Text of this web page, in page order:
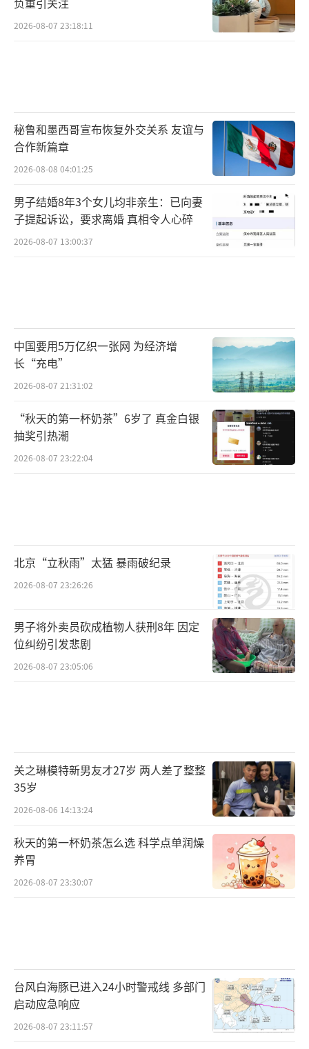
6月12日公告一出，泰国的公共节奏迅速切
换。国王命令按王室传统以最高荣誉安排皇家
默哀，并成立委员会统筹相关事务。内阁特别
会议后宣布即刻进入15天国家哀悼期，全国政
府机关、公立学校、国企降半旗。曼谷街面
项目的纪录片式特别节目，原定周末举行的大
型演出和一部分公共活动顺延。大皇宫外，许
多人穿着黑衣带着公主的照片或白花前来瞻
渡叙事最敏感的窗口。哇集拉隆功国王生于195
2年，即位时已经64岁，至今未正式公布王储人
选。她作为长女，在司法履历、联合国层面的
软外交履历和清晰的公益品牌方面具有重要地
位。因此，2022年12月她突然倒下的事件对王
室内部震动极大。每次宫务处发布健康通报，
都会受到泰国媒体和外交观察圈的高度关注。
便装蹲在地上与狗打交道。如今同样的营区公
路沿线，有当地居民自发把黑白打印的公主照
片贴在电线杆和便利店玻璃门上，旁边固定一
朵白色的鸡蛋花，这是泰国人最朴素的敬意方
式。（责任编辑：zx0001）
2026-08-07 23:18:11
秘鲁和墨西哥宣布恢复外交关系 友谊与
合作新篇章
2026-08-08 04:01:25
男子结婚8年3个女儿均非亲生：已向妻
子提起诉讼，要求离婚 真相令人心碎
2026-08-07 13:00:37
中国要用5万亿织一张网 为经济增
长“充电”
2026-08-07 21:31:02
“秋天的第一杯奶茶”6岁了 真金白银
抽奖引热潮
2026-08-07 23:22:04
北京“立秋雨”太猛 暴雨破纪录
2026-08-07 23:26:26
男子将外卖员砍成植物人获刑8年 因定
位纠纷引发悲剧
2026-08-07 23:05:06
关之琳模特新男友才27岁 两人差了整整
35岁
2026-08-06 14:13:24
秋天的第一杯奶茶怎么选 科学点单润燥
养胃
2026-08-07 23:30:07
台风白海豚已进入24小时警戒线 多部门
启动应急响应
2026-08-07 23:11:57